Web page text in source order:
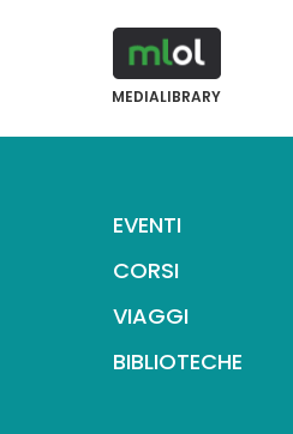
MEDIALIBRARY
EVENTI
CORSI
VIAGGI
BIBLIOTECHE